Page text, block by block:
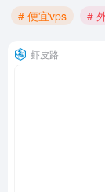
# 便宜vps
#
虾皮路